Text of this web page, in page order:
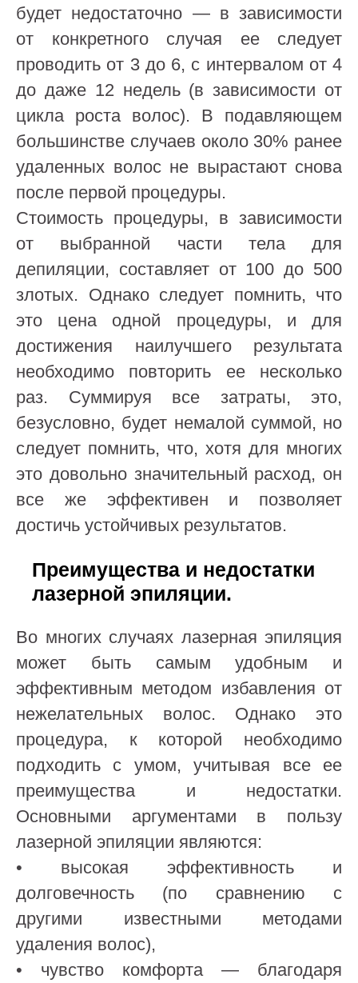
будет недостаточно — в зависимости
от конкретного случая ее следует
проводить от 3 до 6, с интервалом от 4
до даже 12 недель (в зависимости от
цикла роста волос). В подавляющем
большинстве случаев около 30% ранее
удаленных волос не вырастают снова
после первой процедуры.
Стоимость процедуры, в зависимости
от выбранной части тела для
депиляции, составляет от 100 до 500
злотых. Однако следует помнить, что
это цена одной процедуры, и для
достижения наилучшего результата
необходимо повторить ее несколько
раз. Суммируя все затраты, это,
безусловно, будет немалой суммой, но
следует помнить, что, хотя для многих
это довольно значительный расход, он
все же эффективен и позволяет
достичь устойчивых результатов.
Преимущества и недостатки
лазерной эпиляции.
Во многих случаях лазерная эпиляция
может быть самым удобным и
эффективным методом избавления от
нежелательных волос. Однако это
процедура, к которой необходимо
подходить с умом, учитывая все ее
преимущества и недостатки.
Основными аргументами в пользу
лазерной эпиляции являются:
• высокая эффективность и
долговечность (по сравнению с
другими известными методами
удаления волос),
• чувство комфорта — благодаря